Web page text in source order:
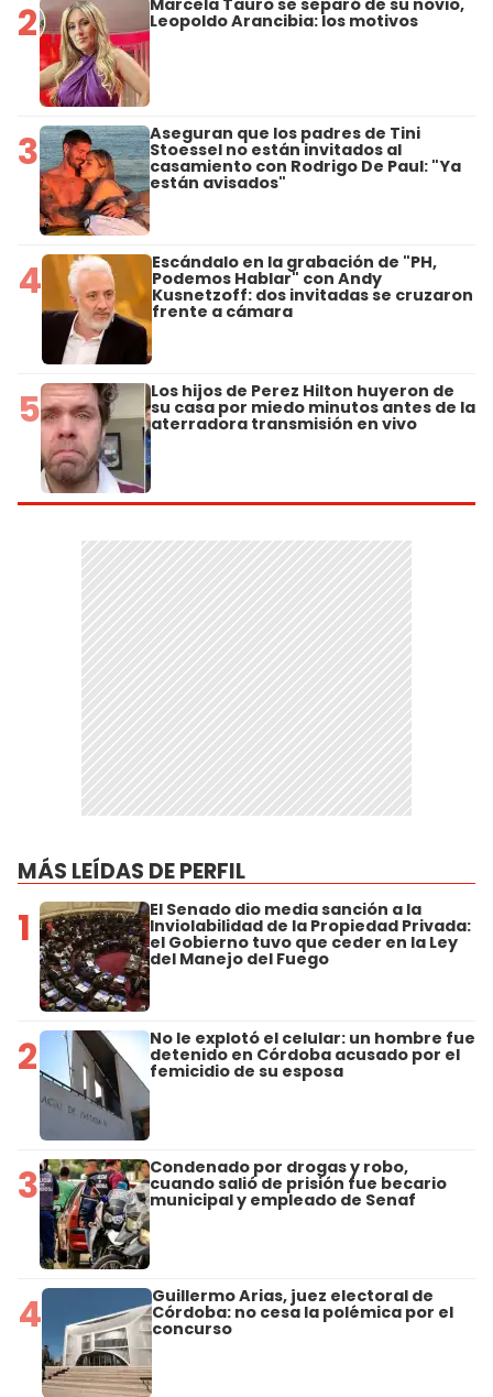
2 Marcela Tauro se separó de su novio,
Leopoldo Arancibia: los motivos
3 Aseguran que los padres de Tini
Stoessel no están invitados al
casamiento con Rodrigo De Paul: "Ya
están avisados"
4 Escándalo en la grabación de "PH,
Podemos Hablar" con Andy
Kusnetzoff: dos invitadas se cruzaron
frente a cámara
5 Los hijos de Perez Hilton huyeron de
su casa por miedo minutos antes de la
aterradora transmisión en vivo
MÁS LEÍDAS DE PERFIL
1 El Senado dio media sanción a la
Inviolabilidad de la Propiedad Privada:
el Gobierno tuvo que ceder en la Ley
del Manejo del Fuego
2 No le explotó el celular: un hombre fue
detenido en Córdoba acusado por el
femicidio de su esposa
3 Condenado por drogas y robo,
cuando salió de prisión fue becario
municipal y empleado de Senaf
4 Guillermo Arias, juez electoral de
Córdoba: no cesa la polémica por el
concurso